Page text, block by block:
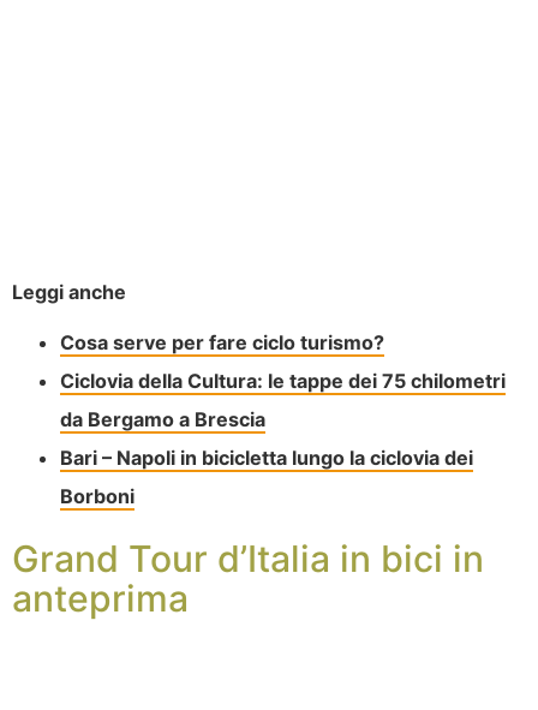
Leggi anche
Cosa serve per fare ciclo turismo?
Ciclovia della Cultura: le tappe dei 75 chilometri
da Bergamo a Brescia
Bari – Napoli in bicicletta lungo la ciclovia dei
Borboni
Grand Tour d’Italia in bici in
anteprima